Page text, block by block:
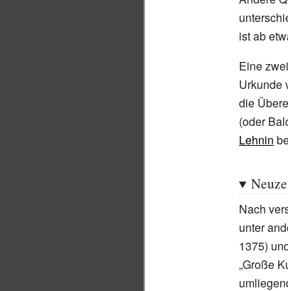
ist ab
Eine
Urkunde
die
(oder
Lehnin
Nach
unter
1375)
„Große